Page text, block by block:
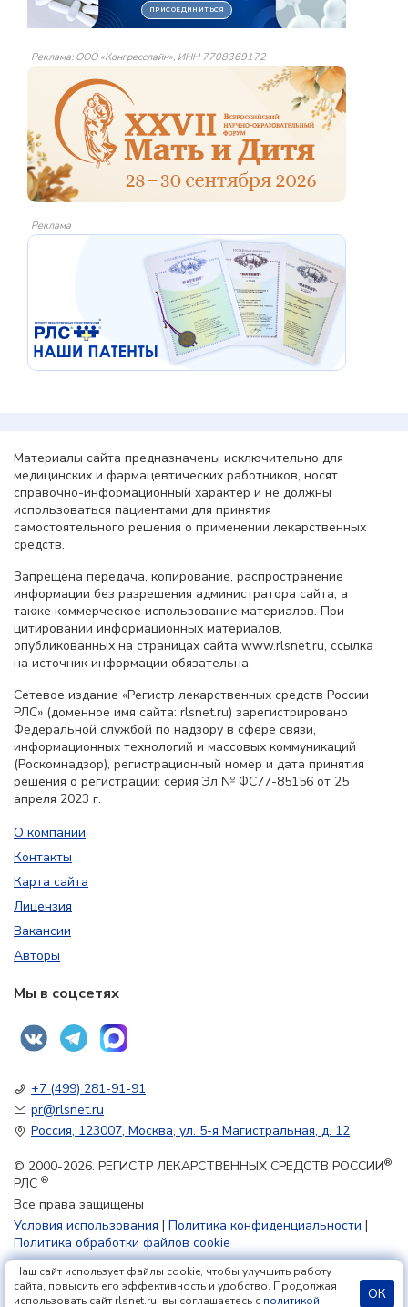
Реклама: ООО «Конгресслайн», ИНН 7708369172
Реклама
Материалы сайта предназначены исключительно для
медицинских и фармацевтических работников, носят
справочно-информационный характер и не должны
использоваться пациентами для принятия
самостоятельного решения о применении лекарственных
средств.
Запрещена передача, копирование, распространение
информации без разрешения администратора сайта, а
также коммерческое использование материалов. При
цитировании информационных материалов,
опубликованных на страницах сайта www.rlsnet.ru, ссылка
на источник информации обязательна.
Сетевое издание «Регистр лекарственных средств России
РЛС» (доменное имя сайта: rlsnet.ru) зарегистрировано
Федеральной службой по надзору в сфере связи,
информационных технологий и массовых коммуникаций
(Роскомнадзор), регистрационный номер и дата принятия
решения о регистрации: серия Эл № ФС77-85156 от 25
апреля 2023 г.
О компании
Контакты
Карта сайта
Лицензия
Вакансии
Авторы
Мы в соцсетях
+7 (499) 281-91-91
pr@rlsnet.ru
Россия, 123007, Москва, ул. 5-я Магистральная, д. 12
© 2000-2026. РЕГИСТР ЛЕКАРСТВЕННЫХ СРЕДСТВ РОССИИ®
РЛС ®
Все права защищены
Условия использования | Политика конфиденциальности |
Политика обработки файлов cookie
18+
Наш сайт использует файлы cookie, чтобы улучшить работу
сайта, повысить его эффективность и удобство. Продолжая
использовать сайт rlsnet.ru, вы соглашаетесь с политикой ОК